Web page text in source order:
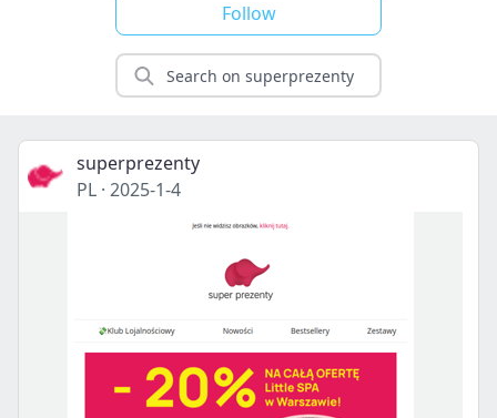
Follow
superprezenty
PL · 2025-1-4